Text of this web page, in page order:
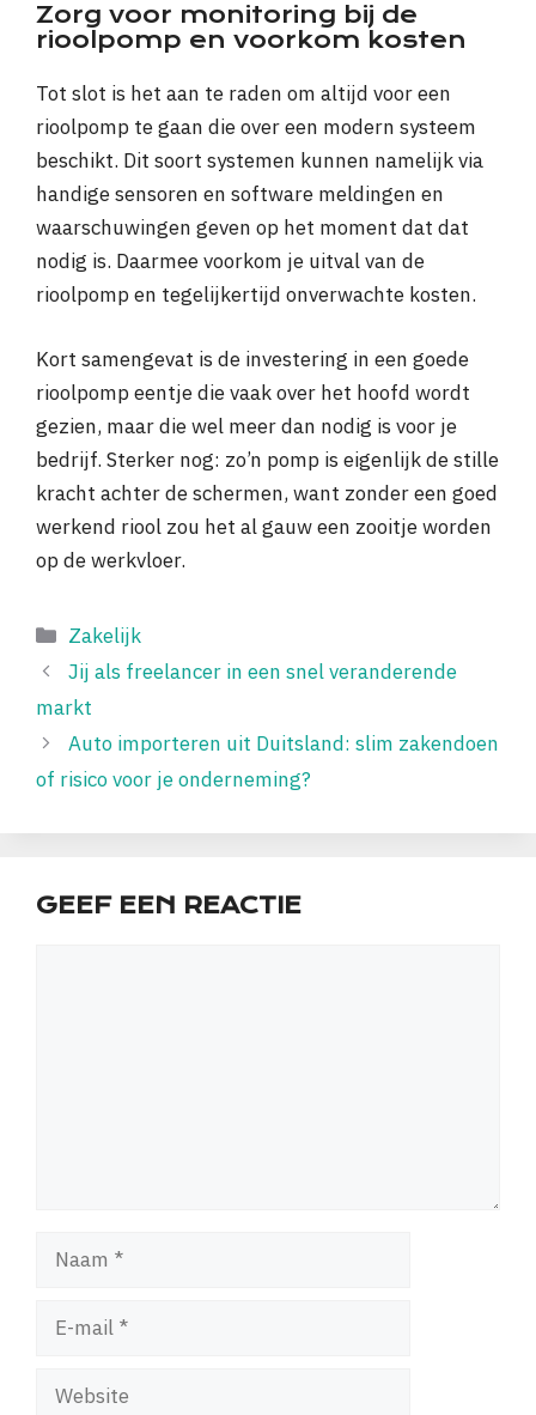
Zorg voor monitoring bij de
rioolpomp en voorkom kosten
Tot slot is het aan te raden om altijd voor een
rioolpomp te gaan die over een modern systeem
beschikt. Dit soort systemen kunnen namelijk via
handige sensoren en software meldingen en
waarschuwingen geven op het moment dat dat
nodig is. Daarmee voorkom je uitval van de
rioolpomp en tegelijkertijd onverwachte kosten.
Kort samengevat is de investering in een goede
rioolpomp eentje die vaak over het hoofd wordt
gezien, maar die wel meer dan nodig is voor je
bedrijf. Sterker nog: zo’n pomp is eigenlijk de stille
kracht achter de schermen, want zonder een goed
werkend riool zou het al gauw een zooitje worden
op de werkvloer.
Categorieën
Zakelijk
Jij als freelancer in een snel veranderende
markt
Auto importeren uit Duitsland: slim zakendoen
of risico voor je onderneming?
GEEF EEN REACTIE
Naam
Website